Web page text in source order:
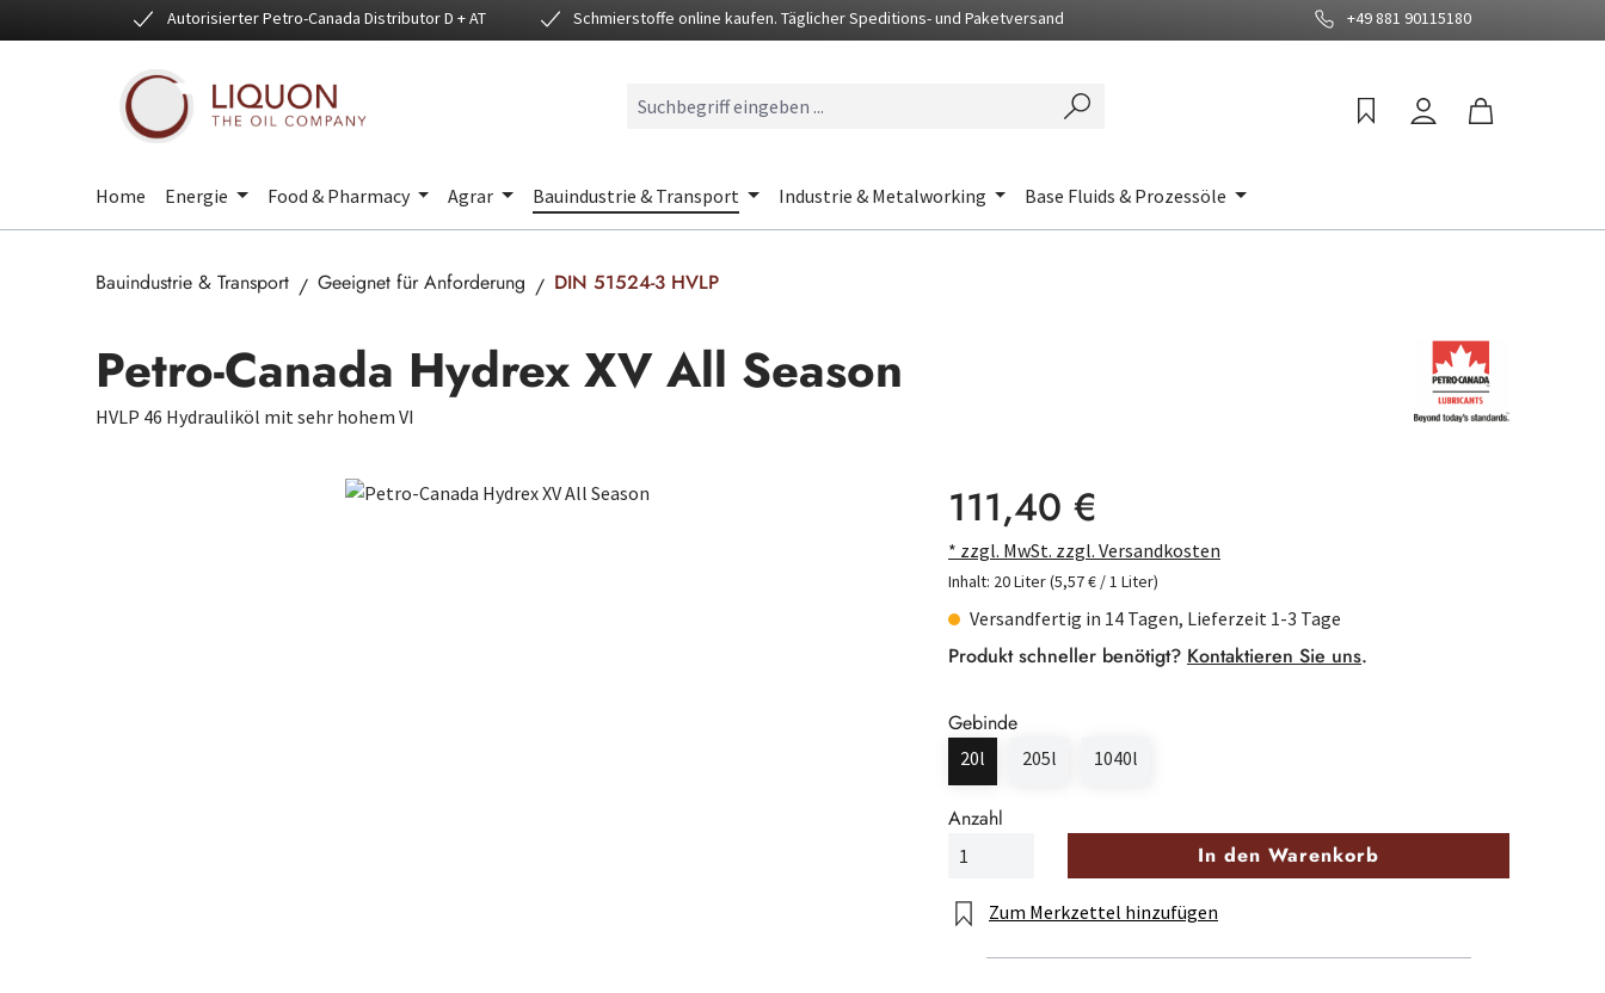
Hauptinhalt springen
Zur Suche springen
Zur Hauptnavigation springenAutorisierter Petro-Canada Distributor D + AT Schmierstoffe online kaufen. Täglicher Speditions- und Paketversand +49 881 90115180
Home Energie Food & Pharmacy Agrar Bauindustrie & Transport Industrie & Metalworking Base Fluids & Prozessöle
Bauindustrie & Transport Geeignet für Anforderung DIN 51524-3 HVLP
Petro-Canada Hydrex XV All Season
HVLP 46 Hydrauliköl mit sehr hohem VI
Regulärer Preis:
111,40 €
* zzgl. MwSt. zzgl. Versandkosten
Inhalt: 20 Liter(5,57 € / 1 Liter)
Versandfertig in 14 Tagen, Lieferzeit 1-3 Tage
Produkt schneller benötigt? Kontaktieren Sie uns.
Gebinde
20l 205l 1040l
Anzahl
In den Warenkorb
Zum Merkzettel hinzufügen